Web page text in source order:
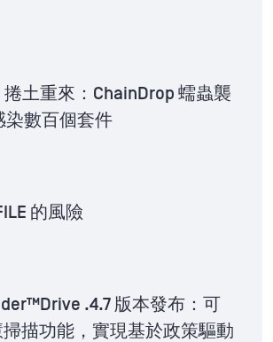
土重來：ChainDrop 蠕蟲襲
染數百個套件
的風險
.4.7 版本發布：可
描功能，實現基於政策驅動